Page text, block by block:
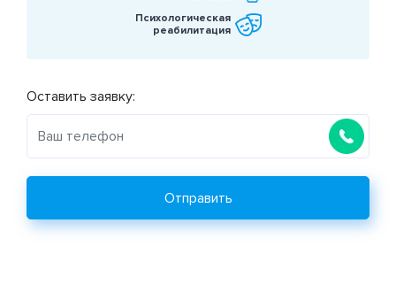
Психологическая
реабилитация
Оставить заявку:
Отправить